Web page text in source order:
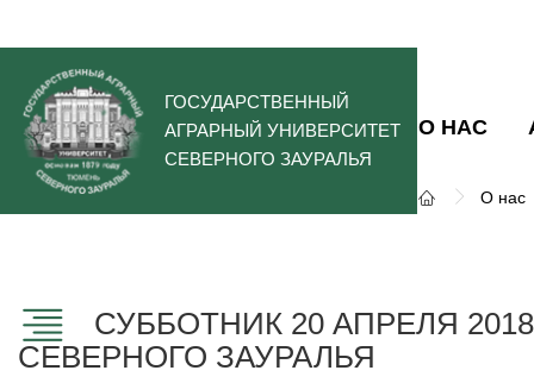
ГОСУДАРСТВЕННЫЙ
АГРАРНЫЙ УНИВЕРСИТЕТ
СЕВЕРНОГО ЗАУРАЛЬЯ
О НАС
О нас
СУББОТНИК 20 АПРЕЛЯ
СЕВЕРНОГО ЗАУРАЛЬЯ